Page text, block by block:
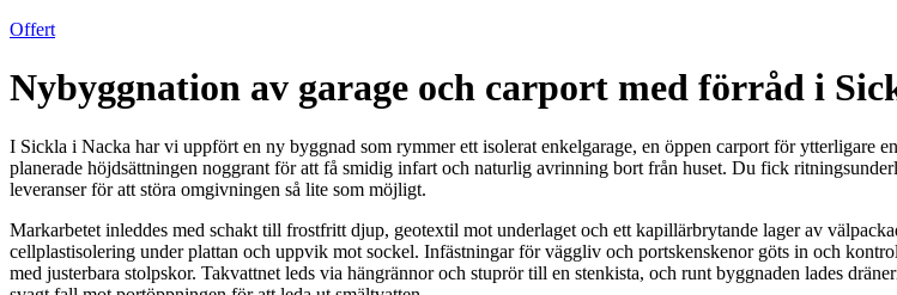
Offert
Nybyggnation av garage och carport med förråd i
I Sickla i Nacka har vi uppfört en ny byggnad som rymmer ett isolerat enkelgarage, en öppen carport för ytterligare
planerade höjdsättningen noggrant för att få smidig infart och naturlig avrinning bort från huset. Du fick
leveranser för att störa omgivningen så lite som möjligt.
Markarbetet inleddes med schakt till frostfritt djup, geotextil mot underlaget och ett kapillärbrytande lager av
cellplastisolering under plattan och uppvik mot sockel. Infästningar för väggliv och portskenskenor göts in och
med justerbara stolpskor. Takvattnet leds via hängrännor och stuprör till en stenkista, och runt byggnaden lades